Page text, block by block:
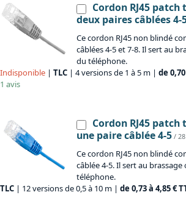
Cordon RJ45 patch
deux paires câblées 4-
Ce cordon RJ45 non blindé
câblées 4-5 et 7-8. Il sert au
du téléphone.
Indisponible | TLC | 4 versions de 1 à 5 m | de
1 avis
Cordon RJ45 patch
une paire câblée 4-5 / 28
Ce cordon RJ45 non blindé
câblée 4-5. Il sert au
téléphone.
TLC | 12 versions de 0,5 à 10 m | de 0,73 à 4,85 €